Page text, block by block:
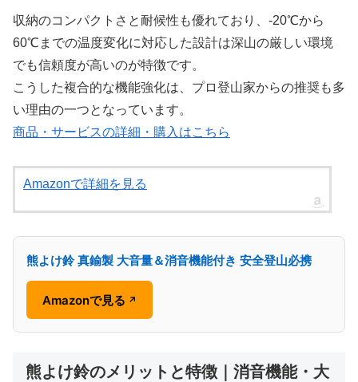
収納のコンパクトさと耐候性も優れており、-20℃から
60℃までの温度変化に対応した設計は深山の厳しい環境
でも信頼度が高いのが特徴です。
こうした複合的な機能強化は、プロ登山家からの推奨も多
い理由の一つとなっています。
商品・サービスの詳細・購入はこちら
Amazonで詳細を見る
熊よけ鈴 真鍮製 大音量＆消音機能付き 安全登山必携
Amazonで見る ↗
熊よけ鈴のメリットと特徴｜消音機能・大